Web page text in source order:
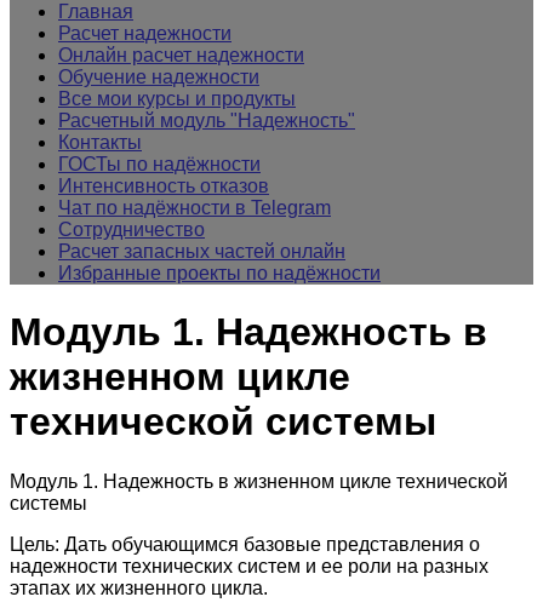
Главная
Расчет надежности
Онлайн расчет надежности
Обучение надежности
Все мои курсы и продукты
Расчетный модуль "Надежность"
Контакты
ГОСТы по надёжности
Интенсивность отказов
Чат по надёжности в Telegram
Сотрудничество
Расчет запасных частей онлайн
Избранные проекты по надёжности
Модуль 1. Надежность в
жизненном цикле
технической системы
Модуль 1. Надежность в жизненном цикле технической
системы
Цель: Дать обучающимся базовые представления о
надежности технических систем и ее роли на разных
этапах их жизненного цикла.